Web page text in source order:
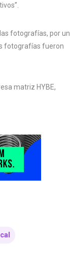
fotografías, por un
fotografías fueron
matriz HYBE,